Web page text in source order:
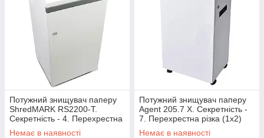
Потужний знищувач паперу
ShredMARK RS2200-T.
Секретність - 4. Перехрестна
різка (1.9х15)
Немає в наявності
Потужний знищувач паперу
Agent 205.7 X. Секретність -
7. Перехрестна різка (1х2)
Немає в наявності